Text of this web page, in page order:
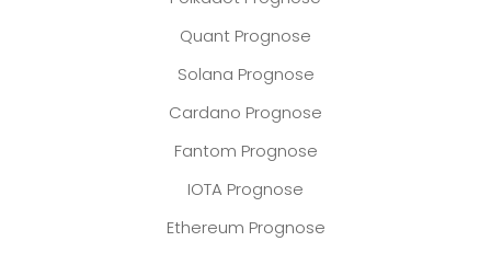
Quant Prognose
Solana Prognose
Cardano Prognose
Fantom Prognose
IOTA Prognose
Ethereum Prognose